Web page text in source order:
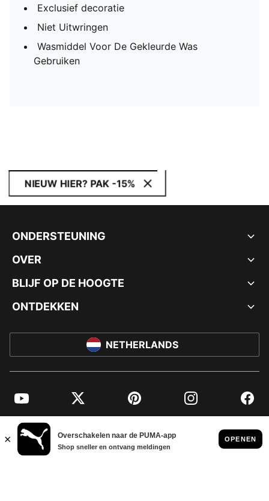
Exclusief decoratie
Niet Uitwringen
Wasmiddel Voor De Gekleurde Was
Gebruiken
NIEUW HIER? PAK -15%
ONDERSTEUNING
OVER
BLIJF OP DE HOOGTE
ONTDEKKEN
NETHERLANDS
YouTube Twitter Pinterest Instagram
© PUMA EUROPE GMBH, 2026. ALLE RECHTEN VOORBEHOUDEN
BEDRIJFSGEGEVENS EN JURIDISCHE GEGEVENS